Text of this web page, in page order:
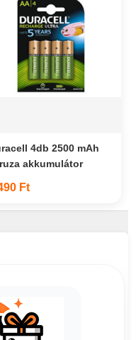
4db 2500 mAh
akkumulátor
Ft